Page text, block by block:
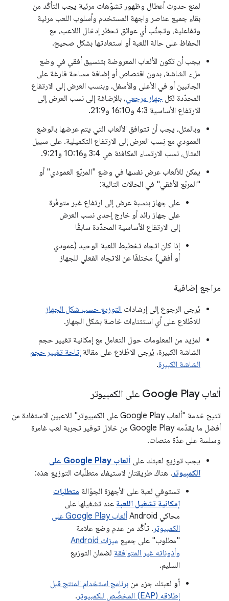
لمنع حدوث أعطال وظهور تشوّهات مرئية يجب التأكّد من
بقاء جميع عناصر واجهة المستخدم وأسلوب اللعب مرئية
وتفاعلية، وتجنُّب أي عوائق تحظر إدخال اللاعب، مع
الحفاظ على حالة اللعبة أو استعادتها بشكل صحيح.
يجب أن تكون الألعاب المعروضة بتنسيق أفقي في وضع
ملء الشاشة، بدون اقتصاص أو إضافة مساحة فارغة على
الجانبين أو في الأعلى والأسفل، وبنسب العرض إلى الارتفاع
المحدّدة لكل جهاز مرجعي، بالإضافة إلى نسب العرض إلى
الارتفاع الأساسية 4:3 و16:10 و21:9.
وبالمثل، يجب أن تتوافق الألعاب التي يتم عرضها بالوضع
العمودي مع نِسب العرض إلى الارتفاع التكميلية. على سبيل
المثال، نسب الارتساء المكافئة هي 3:4 و10:16 و9:21.
يمكن للألعاب عرض نفسها في وضع "المربّع العمودي" أو
"المربّع الأفقي" في الحالات التالية:
على جهاز بنسبة عرض إلى ارتفاع غير متوفّرة
على جهاز رائد أو خارج إحدى نسب العرض
إلى الارتفاع الأساسية المحدّدة سابقًا
إذا كان اتجاه تخطيط اللعبة الوحيد (عمودي
أو أفقي) مختلفًا عن الاتجاه الفعلي للجهاز
مراجع إضافية
يُرجى الرجوع إلى إرشادات التوزيع حسب شكل الجهاز
للاطّلاع على أي استثناءات خاصة بشكل الجهاز.
لمزيد من المعلومات حول التعامل مع إمكانية تغيير حجم
الشاشة الكبيرة، يُرجى الاطّلاع على مقالة إتاحة تغيير حجم
الشاشة الكبيرة.
ألعاب Google Play على الكمبيوتر
تتيح خدمة "ألعاب Google Play على الكمبيوتر" للاعبين الاستفادة من
أفضل ما يقدّمه Google Play من خلال توفير تجربة لعب غامرة
وسلسة على عدّة منصات.
يجب توزيع لعبتك على
ألعاب Google Play على
الكمبيوتر . هناك طريقتان لاستيفاء متطلّبات التوزيع هذه:
تستوفي لعبة على الأجهزة الجوّالة متطلبات
إمكانية تشغيل اللعبة عند تشغيلها على
محاكي Android
ألعاب Google Play على
الكمبيوتر . تأكَّد من عدم وضع علامة
"مطلوب" على جميع
ميزات Android
وأذوناته غير المتوافقة لضمان التوزيع
السليم.
أو لعبتك جزء من برنامج استخدام المنتج قبل
إطلاقه (EAP) المخصَّص للكمبيوتر
.